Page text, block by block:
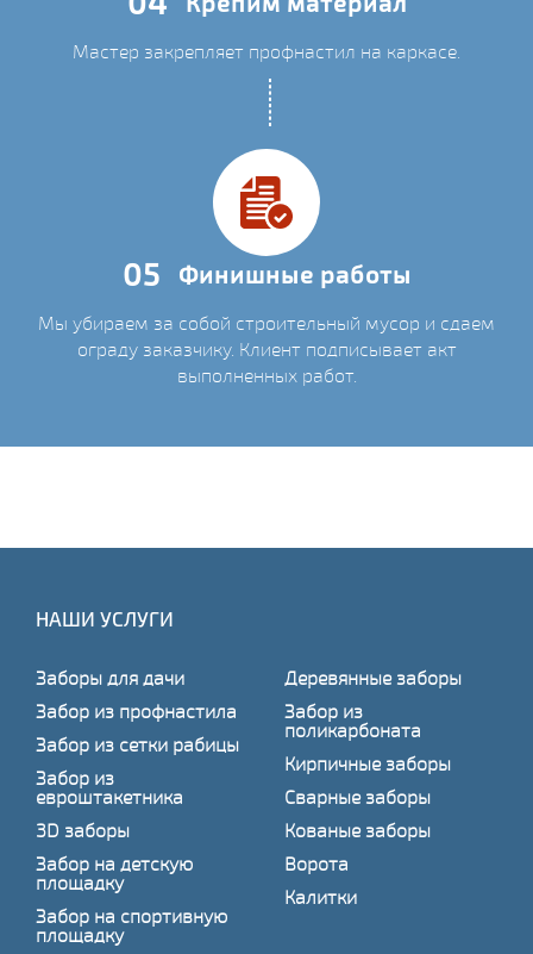
Мастер закрепляет профнастил на каркасе.
05 Финишные работы
Мы убираем за собой строительный мусор и сдаем
ограду заказчику. Клиент подписывает акт
выполненных работ.
НАШИ УСЛУГИ
Заборы для дачи
Забор из профнастила
Забор из сетки рабицы
Забор из
евроштакетника
3D заборы
Забор на детскую
площадку
Забор на спортивную
площадку
Деревянные заборы
Забор из
поликарбоната
Кирпичные заборы
Сварные заборы
Кованые заборы
Ворота
Калитки